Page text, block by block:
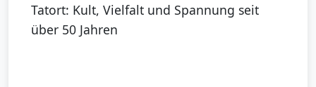
Tatort: Kult, Vielfalt und Spannung seit
über 50 Jahren